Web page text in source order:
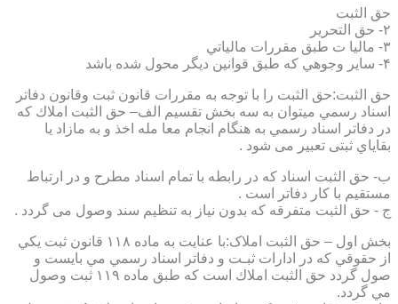
حق الثبت
۲- حق التحرير
۳- ماليا ت طبق مقررات مالياتي
۴- ساير وجوهي كه طبق قوانين ديگر محول شده باشد
حق الثبت:حق الثبت را با توجه به مقررات قانون ثبت وقانون دفاتر
اسناد رسمي ميتوان به سه بخش تقسيم الف– حق الثبت املاك كه
در دفاتر اسناد رسمي به هنگام انجام معا مله اخذ و به مازاد يا
بقاياي ثبتی تعبیر می شود .
ب- حق الثبت اسناد كه در رابطه با تمام اسناد مطرح و در ارتباط
مستقيم با كار دفاتر است .
ج - حق الثبت متفرقه كه بدون نياز به تنظیم سند وصول می گردد .
بخش اول – حق الثبت املاک:با عنايت به ماده ۱۱۸ قانون ثبت يكي
از حقوقي كه در ادارات ثبـت و دفاتر اسناد رسمي مي بايست و
صول گردد حق الثبت املاك است كه طبق ماده ۱۱۹ ثبت وصول
مي گردد.